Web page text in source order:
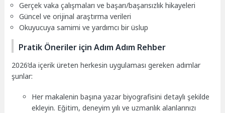
Gerçek vaka çalışmaları ve başarı/başarısızlık hikayeleri
Güncel ve orijinal araştırma verileri
Okuyucuya samimi ve yardımcı bir üslup
Pratik Öneriler için Adım Adım Rehber
2026’da içerik üreten herkesin uygulaması gereken adımlar
şunlar:
Her makalenin başına yazar biyografisini detaylı şekilde
ekleyin. Eğitim, deneyim yılı ve uzmanlık alanlarınızı